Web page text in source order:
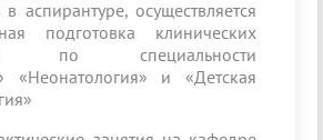
в аспирантуре, осуществляется
подготовка клинических
по специальности
«Неонатология» и «Детская